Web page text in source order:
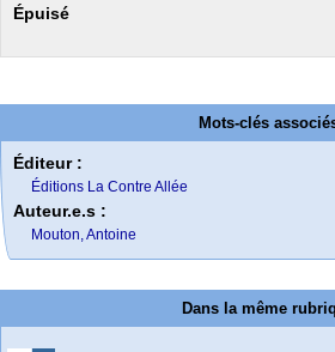
Épuisé
Mots-clés
Éditeur :
Éditions La Contre Allée
Auteur.e.s :
Mouton, Antoine
Dans la même